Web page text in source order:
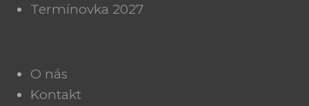
Termínovka 2027
O nás
Kontakt